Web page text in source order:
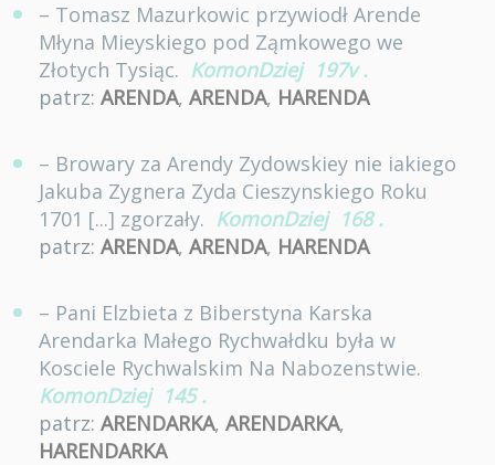
– Tomasz Mazurkowic przywiodł Arende
Młyna Mieyskiego pod Ząmkowego we
Złotych Tysiąc. KomonDziej 197v .
patrz: ARENDA, ARENDA, HARENDA
– Browary za Arendy Zydowskiey nie iakiego
Jakuba Zygnera Zyda Cieszynskiego Roku
1701 [...] zgorzały. KomonDziej 168 .
patrz: ARENDA, ARENDA, HARENDA
– Pani Elzbieta z Biberstyna Karska
Arendarka Małego Rychwałdku była w
Kosciele Rychwalskim Na Nabozenstwie.
KomonDziej 145 .
patrz: ARENDARKA, ARENDARKA,
HARENDARKA